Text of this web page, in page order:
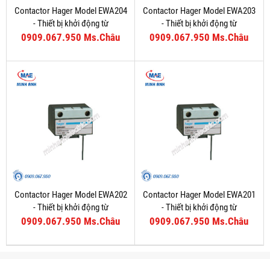
Contactor Hager Model EWA204
- Thiết bị khởi động từ
0909.067.950 Ms.Châu
Contactor Hager Model EWA203
- Thiết bị khởi động từ
0909.067.950 Ms.Châu
Contactor Hager Model EWA202
- Thiết bị khởi động từ
0909.067.950 Ms.Châu
Contactor Hager Model EWA201
- Thiết bị khởi động từ
0909.067.950 Ms.Châu